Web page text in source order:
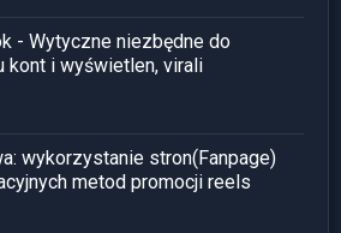
- Wytyczne niezbędne do
kont i wyświetlen, virali
wykorzystanie stron(Fanpage)
metod promocji reels